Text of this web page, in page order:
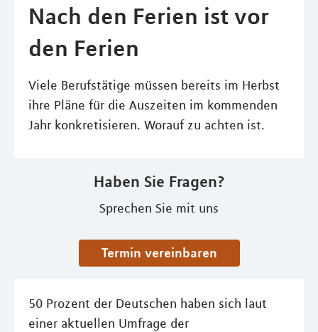
Nach den Ferien ist vor
den Ferien
Viele Berufstätige müssen bereits im Herbst
ihre Pläne für die Auszeiten im kommenden
Jahr konkretisieren. Worauf zu achten ist.
Haben Sie Fragen?
Sprechen Sie mit uns
Termin vereinbaren
50 Prozent der Deutschen haben sich laut
einer aktuellen Umfrage der